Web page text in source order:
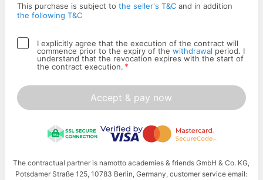
This purchase is subject to the seller's T&C and in addition
the following T&C
I explicitly agree that the execution of the contract will
commence prior to the expiry of the withdrawal period. I
understand that the revocation expires with the start of
the contract execution. *
Accept & pay now
The contractual partner is namotto academies & friends GmbH & Co. KG,
Potsdamer Straße 125, 10783 Berlin, Germany, customer service email: